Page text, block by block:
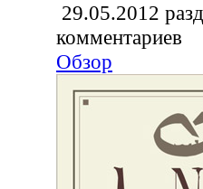
29.05.2012
комментариев
Обзор